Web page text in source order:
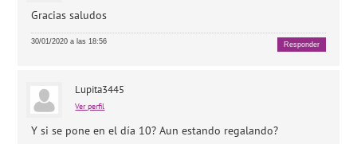
Gracias saludos
30/01/2020 a las 18:56 Responder
Lupita3445
Ver perfil
Y si se pone en el día 10? Aun estando regalando?